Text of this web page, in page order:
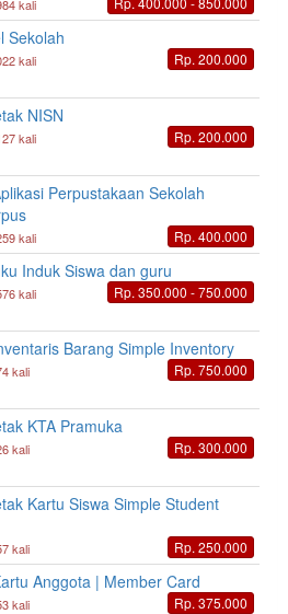
kali
Sekolah
kali Rp. 200.000
NISN
kali Rp. 200.000
Perpustakaan Sekolah
kali Rp. 400.000
Induk Siswa dan guru
kali Rp. 350.000 - 750.000
Barang Simple Inventory
kali Rp. 750.000
KTA Pramuka
kali Rp. 300.000
Kartu Siswa Simple Student
kali Rp. 250.000
Anggota | Member Card
kali Rp. 375.000